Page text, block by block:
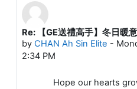
In reply to LI Collin Ho Lun
Re: 【GE送禮高手】冬日暖意
byCHAN Ah Sin Elite -
2:34 PM
Hope our hearts